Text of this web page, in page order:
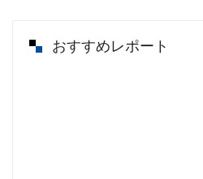
おすすめレポート